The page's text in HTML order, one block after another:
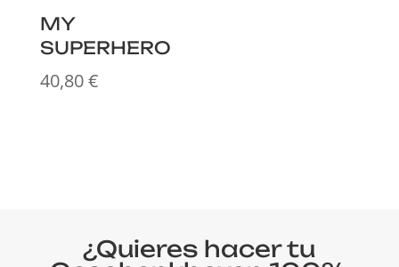
MY
SUPERHERO
40,80€
¿Quieres hacer tu